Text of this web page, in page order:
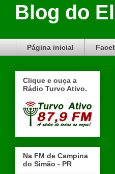
Blog do
Página inicial
Clique e ouça a
Rádio Turvo Ativo.
Na FM de Campina
do Simão - PR